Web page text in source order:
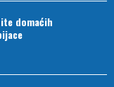
domaćih